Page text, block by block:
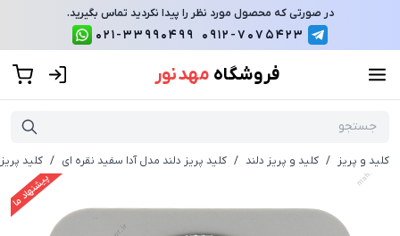
در صورتی که محصول مورد نظر را پیدا نکردید تماس بگیرید.
0912-7075423
021-33990499
فروشگاه مهد نور
کلید و پریز / کلید و پریز دلند / کلید پریز دلند مدل آدا سفید نقره ای / کلید
پیشنهاد ما